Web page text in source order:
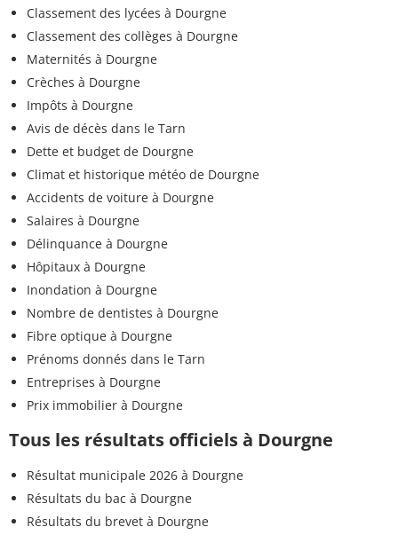
Classement des lycées à Dourgne
Classement des collèges à Dourgne
Maternités à Dourgne
Crèches à Dourgne
Impôts à Dourgne
Avis de décès dans le Tarn
Dette et budget de Dourgne
Climat et historique météo de Dourgne
Accidents de voiture à Dourgne
Salaires à Dourgne
Délinquance à Dourgne
Hôpitaux à Dourgne
Inondation à Dourgne
Nombre de dentistes à Dourgne
Fibre optique à Dourgne
Prénoms donnés dans le Tarn
Entreprises à Dourgne
Prix immobilier à Dourgne
Tous les résultats officiels à Dourgne
Résultat municipale 2026 à Dourgne
Résultats du bac à Dourgne
Résultats du brevet à Dourgne